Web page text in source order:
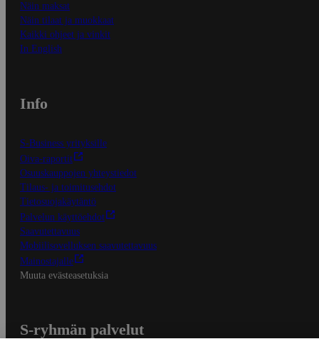
Näin maksat
Näin tilaat ja muokkaat
Kaikki ohjeet ja vinkit
In English
Info
S-Business yrityksille
Oiva-raportit
Osuuskauppojen yhteystiedot
Tilaus- ja toimitusehdot
Tietosuojakäytäntö
Palvelun käyttöehdot
Saavutettavuus
Mobiilisovelluksen saavutettavuus
Mainostajalle
Muuta evästeasetuksia
S-ryhmän palvelut